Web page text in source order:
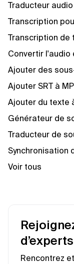
Traducteur audio
Transcription
Transcription de
Convertir l'audio
Ajouter des
Ajouter SRT à
Ajouter du texte
Générateur de
Traducteur de
Synchronisation
Voir tous
Rencontrez